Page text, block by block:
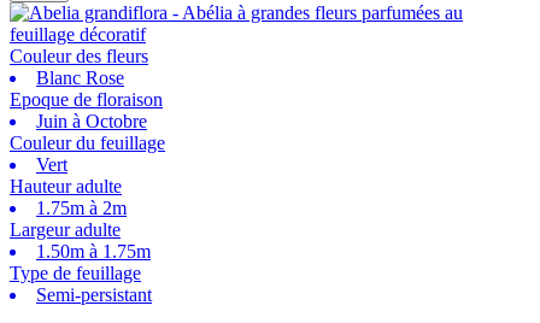
Couleur des fleurs
Blanc Rose
Epoque de floraison
Juin à Octobre
Couleur du feuillage
Vert
Hauteur adulte
1.75m à 2m
Largeur adulte
1.50m à 1.75m
Type de feuillage
Semi-persistant